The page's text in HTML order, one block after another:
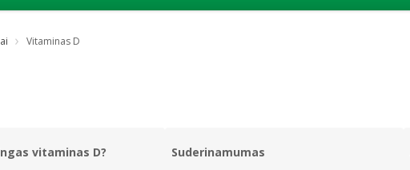
Vitaminas D
vitaminas D? Suderinamumas